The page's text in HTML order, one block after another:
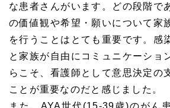
な患者さんがいます。どの段階で
の価値観や希望・願いについて家
を行うことはとても重要です。感
と家族が自由にコミュニケーショ
らこそ、看護師として意思決定の
ことが重要なのだと感じました。
また、AYA世代(15-39歳)のがん